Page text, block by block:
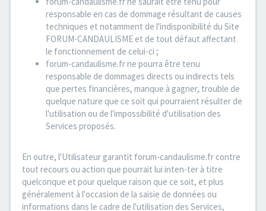
responsable en cas de dommage résultant de causes
techniques et notamment de l'indisponibilité du Site
FORUM-CANDAULISME et de tout défaut affectant
le fonctionnement de celui-ci ;
forum-candaulisme.fr ne pourra être tenu
responsable de dommages directs ou indirects tels
que pertes financières, manque à gagner, trouble de
quelque nature que ce soit qui pourraient résulter de
l'utilisation ou de l'impossibilité d'utilisation des
Services proposés.
En outre, l'Utilisateur garantit forum-candaulisme.fr contre
tout recours ou action que pourrait lui inten-ter à titre
quelconque et pour quelque raison que ce soit, et plus
généralement à l'occasion de la saisie de données ou
informations dans le cadre de l'utilisation des Services,